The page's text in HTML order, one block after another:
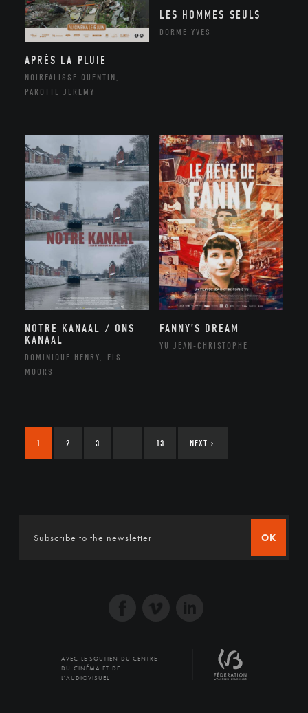
APRÈS LA PLUIE
NOIRFALISSE QUENTIN,
PAROTTE JEREMY
LES HOMMES SEULS
DORME YVES
NOTRE KANAAL / ONS
KANAAL
DOMINIQUE HENRY, ELS
MOORS
FANNY’S DREAM
YU JEAN-CHRISTOPHE
1 2 3 … 13 NEXT ›
OK
AVEC LE SOUTIEN DU CENTRE
DU CINÉMA ET DE
L'AUDIOVISUEL